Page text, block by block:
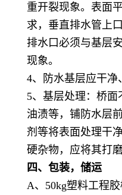
重开裂现象。表面
求，垂直排水管上
排水口必须与基层
现象。
4、防水基层应干净
5、基层处理：桥面
油渍等，铺防水层
剂等将表面处理干
硬杂物，应将其打磨
四、包装，储运
A、50kg塑料工程胶